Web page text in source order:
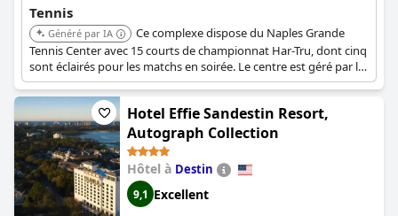
Tennis
Généré par IA
Ce complexe dispose du Naples Grande
Tennis Center avec 15 courts de championnat Har-Tru, dont cinq
sont éclairés pour les matchs en soirée. Le centre est géré par la
Naples Tennis Academy et propose des leçons dirigées par des
experts, des cliniques quotidiennes, un programme de jumelage
de joueurs et une boutique pro.Hotel Effie Sandestin Resort,
Autograph Collection
Hôtel à Destin
9,1 Excellent